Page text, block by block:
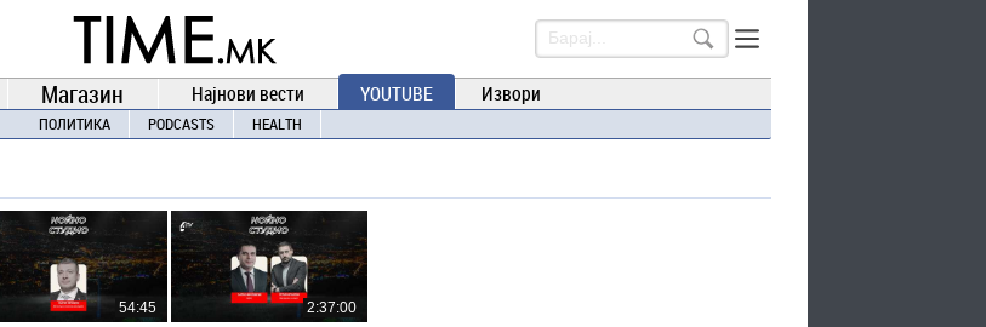
TIME.mk
ВЕСТИ
NEWS
Магазин Најнови вести YOUTUBE Извори
ПОЛИТИКА PODCASTS HEALTH
54:45
2:37:00